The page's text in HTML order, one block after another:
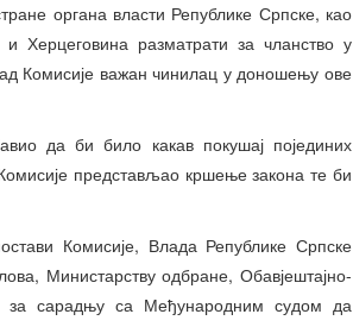
органа власти Републике Српске, као
Херцеговина разматрати за чланство у
Комисије важан чинилац у доношењу ове
да би било какав покушај појединих
представљао кршење закона те би
Комисије, Влада Републике Српске
Министарству одбране, Обавјештајно-
за сарадњу са Међународним судом да